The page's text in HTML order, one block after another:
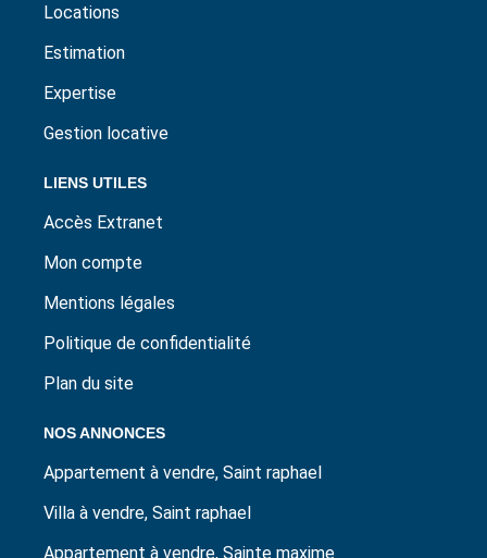
Locations
Estimation
Expertise
Gestion locative
LIENS UTILES
Accès Extranet
Mon compte
Mentions légales
Politique de confidentialité
Plan du site
NOS ANNONCES
Appartement à vendre, Saint raphael
Villa à vendre, Saint raphael
Appartement à vendre, Sainte maxime